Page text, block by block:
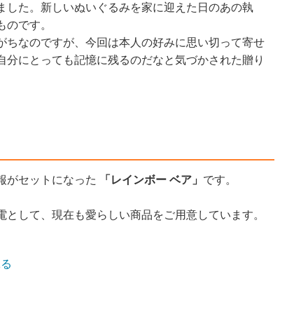
た。新しいぬいぐるみを家に迎えた日のあの執
です。
なのですが、今回は本人の好みに思い切って寄せ
にとっても記憶に残るのだなと気づかされた贈り
がセットになった 「レインボー ベア」 です。
して、現在も愛らしい商品をご用意しています。